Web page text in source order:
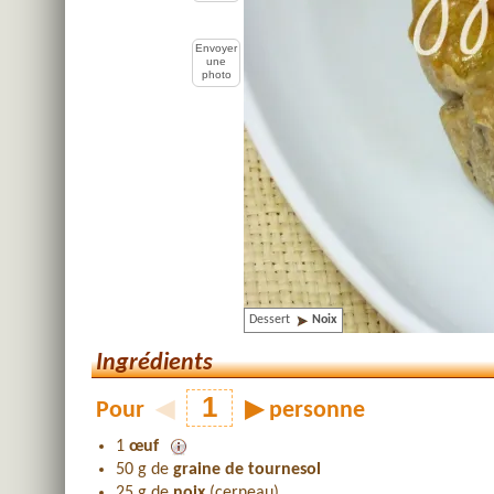
Envoyer
une
photo
Dessert Noix
Ingrédients
Pour ◀ ▶ personne
1 œuf
50 g de graine de tournesol